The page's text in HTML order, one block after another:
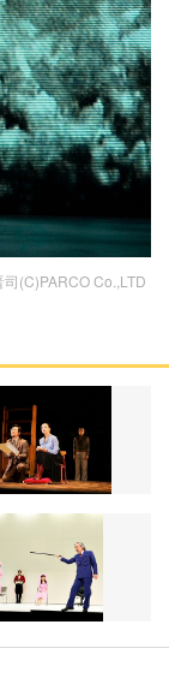
(C)PARCO Co.,LTD